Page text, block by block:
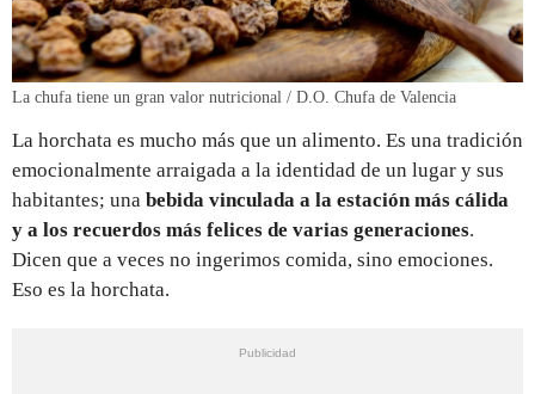
La chufa tiene un gran valor nutricional / D.O. Chufa de Valencia
La horchata es mucho más que un alimento. Es una tradición
emocionalmente arraigada a la identidad de un lugar y sus
habitantes; una bebida vinculada a la estación más cálida
y a los recuerdos más felices de varias generaciones.
Dicen que a veces no ingerimos comida, sino emociones.
Eso es la horchata.